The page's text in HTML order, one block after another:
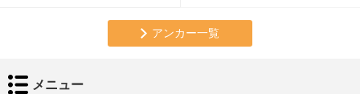
アンカー一覧
メニュー